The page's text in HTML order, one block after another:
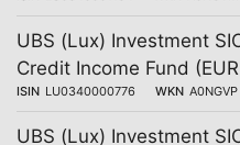
UBS (Lux) Investment
Credit Income Fund
ISIN LU0340000776 WKN A0NGVP
UBS (Lux) Investment